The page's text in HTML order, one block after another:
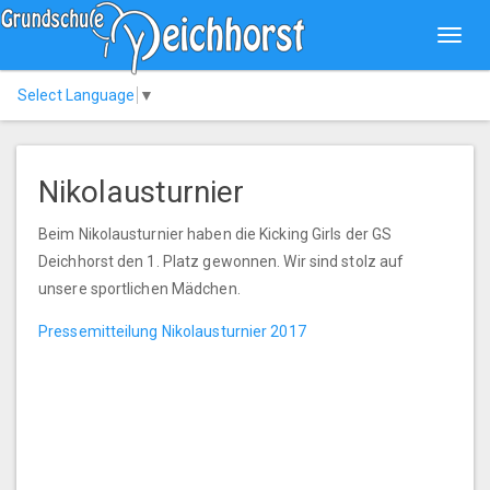
Select Language ▼
Nikolausturnier
Beim Nikolausturnier haben die Kicking Girls der GS
Deichhorst den 1. Platz gewonnen. Wir sind stolz auf
unsere sportlichen Mädchen.
Pressemitteilung Nikolausturnier 2017